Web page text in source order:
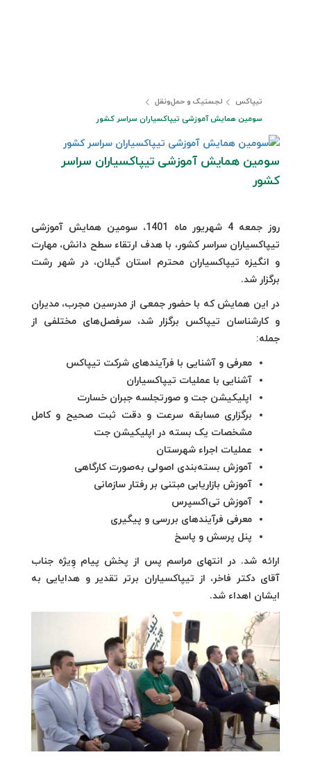
تیپاکس
لجستیک و حمل‎‌و‎نقل
سومین همایش آموزشی تیپاکسیاران سراسر کشور
سومین همایش آموزشی تیپاکسیاران سراسر
کشور
روز جمعه 4 شهریور ماه 1401، سومین همایش آموزشی
تیپاکسیاران سراسر کشور، با هدف ارتقاء سطح دانش، مهارت
و انگیزه تیپاکسیاران محترم استان گیلان، در شهر رشت
برگزار شد.
در این همایش که با حضور جمعی از مدرسین مجرب، مدیران
و کارشناسان تیپاکس برگزار شد، سرفصل‌های مختلفی از
جمله:
معرفی و آشنایی با فرآیندهای شرکت تیپاکس
آشنایی با عملیات تیپاکسیاران
اپلیکیشن جت و صورتجلسه جبران خسارت
برگزاری مسابقه سرعت و دقت ثبت صحیح و کامل
مشخصات یک بسته در اپلیکیشن جت
عملیات اجراء شهرستان
آموزش بسته‌بندی اصولی به‌صورت کارگاهی
آموزش بازاریابی مبتنی بر رفتار سازمانی
آموزش تی‌اکسپرس
معرفی فرآیندهای بررسی و پیگیری
پنل پرسش و پاسخ
ارائه شد. در انتهای مراسم پس از پخش پیام وِیژه جناب
آقای دکتر فاخر، از تیپاکسیاران برتر تقدیر و هدایایی به
ایشان اهداء شد.